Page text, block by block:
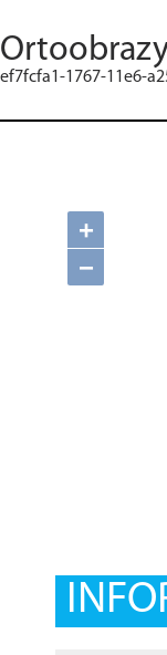
ef7fcfa1-1767-11e6-
+
−